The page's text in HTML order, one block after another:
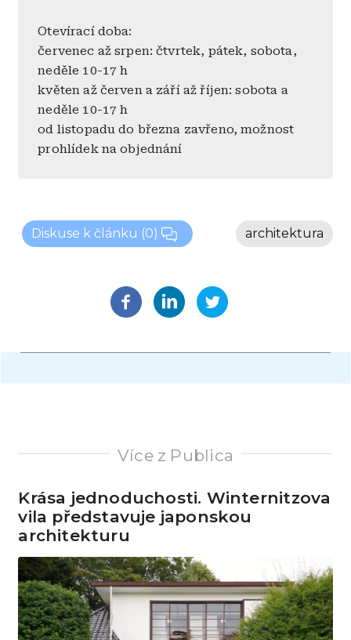
Otevírací doba:
červenec až srpen: čtvrtek, pátek, sobota,
neděle 10-17 h
květen až červen a září až říjen: sobota a
neděle 10-17 h
od listopadu do března zavřeno, možnost
prohlídek na objednání
Diskuse k článku (0) architektura
Více z Publica
Krása jednoduchosti. Winternitzova
vila představuje japonskou
architekturu